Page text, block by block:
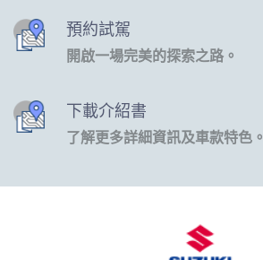
預約試駕
開啟一場完美的探索之路。
下載介紹書
了解更多詳細資訊及車款特色。